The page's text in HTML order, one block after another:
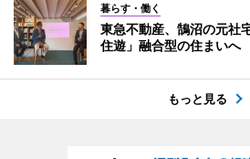
暮らす・働く
東急不動産、鵠沼の元
住遊」融合型の住まいへ
もっと見る